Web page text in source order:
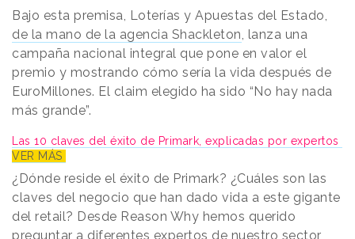
Bajo esta premisa, Loterías y Apuestas del Estado,
de la mano de la agencia Shackleton, lanza una
campaña nacional integral que pone en valor el
premio y mostrando cómo sería la vida después de
EuroMillones. El claim elegido ha sido “No hay nada
más grande”.
Las 10 claves del éxito de Primark, explicadas por expertos
VER MÁS
¿Dónde reside el éxito de Primark? ¿Cuáles son las
claves del negocio que han dado vida a este gigante
del retail? Desde Reason Why hemos querido
preguntar a diferentes expertos de nuestro sector